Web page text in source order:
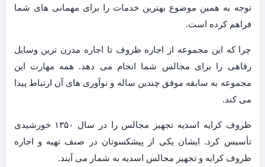
توجه به همین موضوع بهترین خدمات را برای مهمانی های شما
فراهم کرده است.
چرا که این مجموعه از اجاره ظروف تا اجاره مدرن ترین وسایل
رفاهی را برای مجالس شما انجام می دهد. همه مهارت این
مجموعه به سابقه موفق چندین ساله و نوآوری های آن ارتباط پیدا
می کند.
ظروف کرایه اسدیه تجهیز مجالس را در سال ۱۳۵۰ خورشیدی
تأسیس کرد. ایشان یکی از پیشکسوتان در صنف تهیه و اجاره
ظروف کرایه و تجهیز مجالس اسدیه به شمار می آیند.